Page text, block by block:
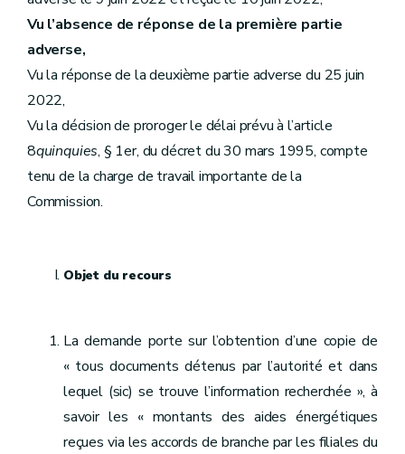
Vu l’absence de réponse de la première partie
adverse,
Vu la réponse de la deuxième partie adverse du 25 juin
2022,
Vu la décision de proroger le délai prévu à l’article
8quinquies, § 1er, du décret du 30 mars 1995, compte
tenu de la charge de travail importante de la
Commission.
Objet du recours
La demande porte sur l’obtention d’une copie de
« tous documents détenus par l’autorité et dans
lequel (sic) se trouve l’information recherchée », à
savoir les « montants des aides énergétiques
reçues via les accords de branche par les filiales du